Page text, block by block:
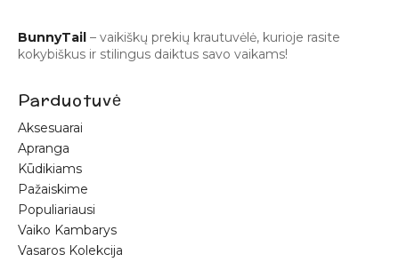
BunnyTail – vaikiškų prekių krautuvėlė, kurioje rasite
kokybiškus ir stilingus daiktus savo vaikams!
Parduotuvė
Aksesuarai
Apranga
Kūdikiams
Pažaiskime
Populiariausi
Vaiko Kambarys
Vasaros Kolekcija
Sutinku gauti naujienas ir pasiūlymus
Daugiau apie privatumo politiką rasite čia: